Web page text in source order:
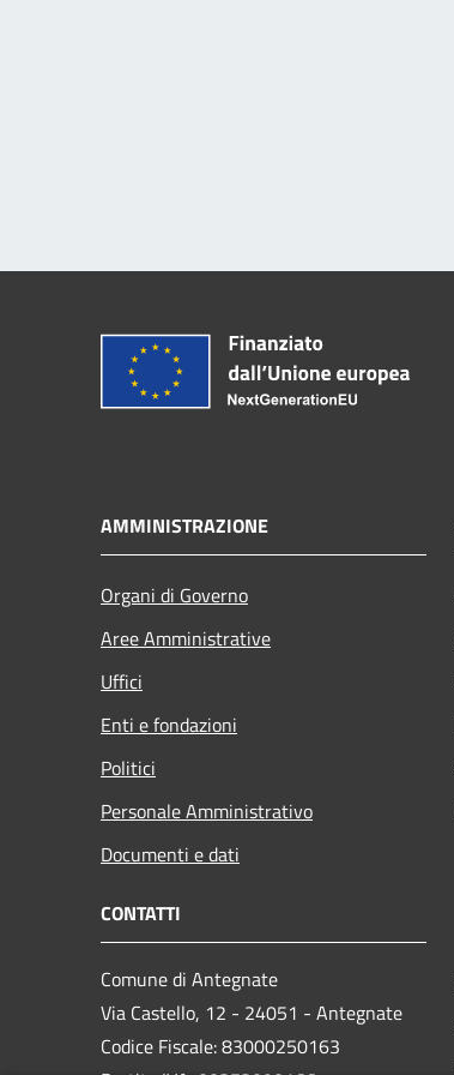
AMMINISTRAZIONE
Organi di Governo
Aree Amministrative
Uffici
Enti e fondazioni
Politici
Personale Amministrativo
Documenti e dati
CONTATTI
Comune di Antegnate
Via Castello, 12 - 24051 - Antegnate
Codice Fiscale: 83000250163